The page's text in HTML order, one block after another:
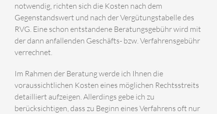
notwendig, richten sich die Kosten nach dem
Gegenstandswert und nach der Vergütungstabelle des
RVG. Eine schon entstandene Beratungsgebühr wird mit
der dann anfallenden Geschäfts- bzw. Verfahrensgebühr
verrechnet.
Im Rahmen der Beratung werde ich Ihnen die
voraussichtlichen Kosten eines möglichen Rechtsstreits
detailliert aufzeigen. Allerdings gebe ich zu
berücksichtigen, dass zu Beginn eines Verfahrens oft nur